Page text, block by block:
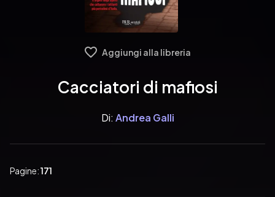
Aggiungi alla libreria
Cacciatori di mafiosi
Di: Andrea Galli
Pagine:171